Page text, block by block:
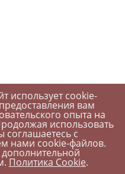
использует cookie-
вам
опыта на
использовать
соглашаетесь с
нами cookie-файлов.
Политика Cookie.